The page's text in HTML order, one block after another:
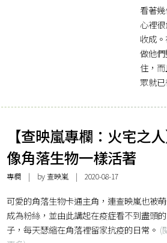
看著
心裡
收成
做他
住，
眾就
【查映嵐專欄：火宅之人
像角落生物一樣活著
專欄 | by查映嵐 | 2020-08-17
可愛的角落生物卡通主角，連查映嵐也被
成為粉絲，並由此講起在疫症看不到盡頭
子，每天瑟縮在角落裡留家抗疫的日常。 (